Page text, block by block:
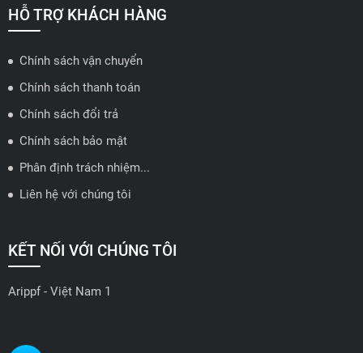
🗺️Xem trên bản đồ
ĐẠI LÝ QUẬN 2 HCM - HẢI TRIỀU AUTO
🔰 Địa chỉ: 78-80 Vũ Tông Phan, P.An Phú, TP Thủ Đức, TP HCM
📍 Hotline: 0938584113
🗺️Xem trên bản đồ
ĐẠI LÝ THỦ ĐỨC - TB AUTO
🔰 Địa chỉ: 482 Đ. Lê Văn Việt, Tăng Nhơn Phú A, Thủ Đức,
Thành phố Hồ Chí Minh
🗺️Xem trên bản đồ
HỖ TRỢ KHÁCH HÀNG
Chính sách vận chuyển
Chính sách thanh toán
Chính sách đổi trả
Chính sách bảo mật
Phân định trách nhiệm...
Liên hệ với chúng tôi
KẾT NỐI VỚI CHÚNG TÔI
Arippf - Việt Nam 1